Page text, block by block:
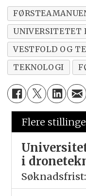
UNIVERSITETET
VESTFOLD OG
TEKNOLOGI
Flere
i